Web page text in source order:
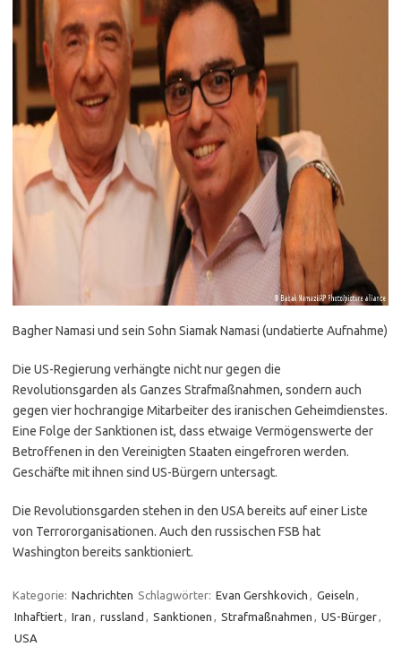
Bagher Namasi und sein Sohn Siamak Namasi (undatierte Aufnahme)
Die US-Regierung verhängte nicht nur gegen die
Revolutionsgarden als Ganzes Strafmaßnahmen, sondern auch
gegen vier hochrangige Mitarbeiter des iranischen Geheimdienstes.
Eine Folge der Sanktionen ist, dass etwaige Vermögenswerte der
Betroffenen in den Vereinigten Staaten eingefroren werden.
Geschäfte mit ihnen sind US-Bürgern untersagt.
Die Revolutionsgarden stehen in den USA bereits auf einer Liste
von Terrororganisationen. Auch den russischen FSB hat
Washington bereits sanktioniert.
Kategorie: Nachrichten Schlagwörter: Evan Gershkovich , Geiseln ,
Inhaftiert, Iran , russland , Sanktionen , Strafmaßnahmen , US-Bürger,
USA